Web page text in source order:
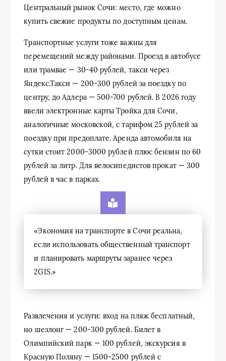
Центральный рынок Сочи: место, где можно
купить свежие продукты по доступным ценам.
Транспортные услуги тоже важны для
перемещений между районами. Проезд в автобусе
или трамвае — 30-40 рублей, такси через
Яндекс.Такси — 200-300 рублей за поездку по
центру, до Адлера — 500-700 рублей. В 2026 году
ввели электронные карты Тройка для Сочи,
аналогичные московской, с тарифом 25 рублей за
поездку при предоплате. Аренда автомобиля на
сутки стоит 2000-3000 рублей плюс бензин по 60
рублей за литр. Для велосипедистов прокат — 300
рублей в час в парках.
«Экономия на транспорте в Сочи реальна,
если использовать общественный транспорт
и планировать маршруты заранее через
2GIS.»
Развлечения и услуги: вход на пляж бесплатный,
но шезлонг — 200-300 рублей. Билет в
Олимпийский парк — 100 рублей, экскурсия в
Красную Поляну — 1500-2500 рублей с